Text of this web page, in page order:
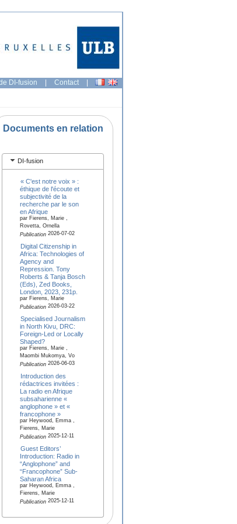
DI-fusion | Contact |
Documents en relation
DI-fusion
« C'est notre voix » :
éthique de l'écoute et
subjectivité de la
recherche par le son
en Afrique
par Fierens, Marie ,
Rovetta, Ornella
Publication2026-07-02
Digital Citizenship in
Africa: Technologies of
Agency and
Repression. Tony
Roberts & Tanja Bosch
(Eds), Zed Books,
London, 2023, 231p.
par Fierens, Marie
Publication2026-03-22
Specialised Journalism
in North Kivu, DRC:
Foreign-Led or Locally
Shaped?
par Fierens, Marie ,
Maombi Mukomya, Vo
Publication2026-06-03
Introduction des
rédactrices invitées :
La radio en Afrique
subsaharienne «
anglophone » et «
francophone »
par Heywood, Emma ,
Fierens, Marie
Publication2025-12-11
Guest Editors’
Introduction: Radio in
“Anglophone” and
“Francophone” Sub-
Saharan Africa
par Heywood, Emma ,
Fierens, Marie
Publication2025-12-11